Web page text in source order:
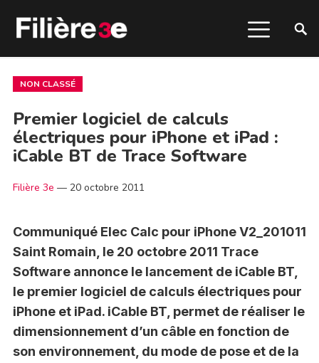
NON CLASSÉ
Premier logiciel de calculs
électriques pour iPhone et iPad :
iCable BT de Trace Software
Filière 3e — 20 octobre 2011
Communiqué Elec Calc pour iPhone V2_201011
Saint Romain, le 20 octobre 2011 Trace
Software annonce le lancement de iCable BT,
le premier logiciel de calculs électriques pour
iPhone et iPad. iCable BT, permet de réaliser le
dimensionnement d’un câble en fonction de
son environnement, du mode de pose et de la